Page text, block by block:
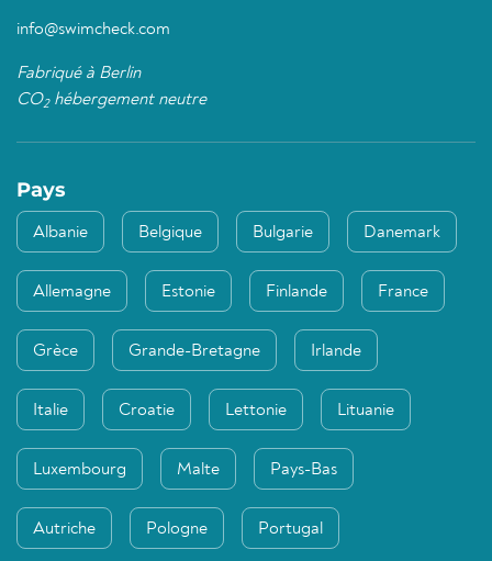
info@swimcheck.com
Fabriqué à Berlin
CO2hébergement neutre
Pays
Albanie Belgique Bulgarie Danemark
Allemagne Estonie Finlande France
Grèce Grande-Bretagne Irlande
Italie Croatie Lettonie Lituanie
Luxembourg Malte Pays-Bas
Autriche Pologne Portugal